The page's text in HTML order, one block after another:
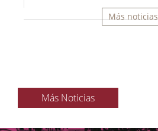
Más noticias
Más Noticias